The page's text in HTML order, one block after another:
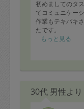
初めましてのタ
てコミュニケー
作業もテキパキ
たです。
ありがとうござ
もっと見る
30代 男性より